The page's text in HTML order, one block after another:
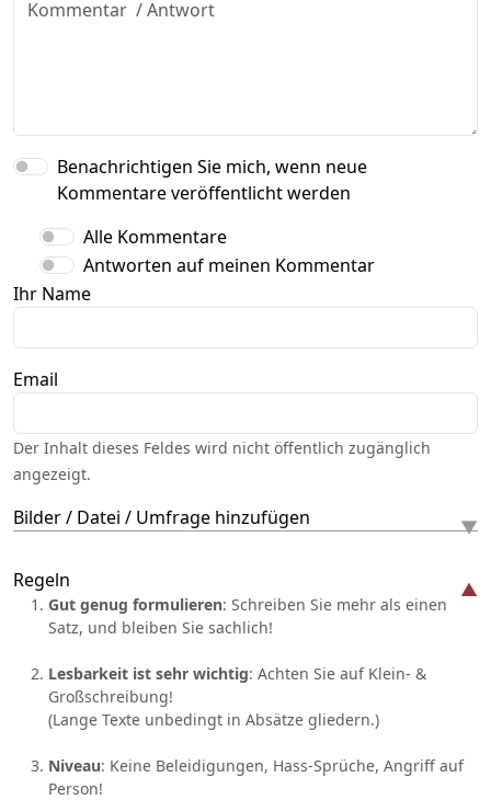
Benachrichtigen Sie mich, wenn neue
Kommentare veröffentlicht werden
Alle Kommentare
Antworten auf meinen Kommentar
Ihr Name
Email
Der Inhalt dieses Feldes wird nicht öffentlich zugänglich
angezeigt.
Bilder / Datei / Umfrage hinzufügen
Regeln
Gut genug formulieren: Schreiben Sie mehr als einen
Satz, und bleiben Sie sachlich!
Lesbarkeit ist sehr wichtig: Achten Sie auf Klein- &
Großschreibung!
(Lange Texte unbedingt in Absätze gliedern.)
Niveau: Keine Beleidigungen, Hass-Sprüche, Angriff auf
Person!